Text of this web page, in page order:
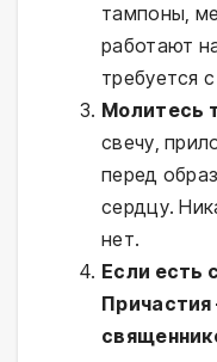
тампоны,
работают
требуется
Молитесь
свечу,
перед
сердцу.
нет.
Если есть